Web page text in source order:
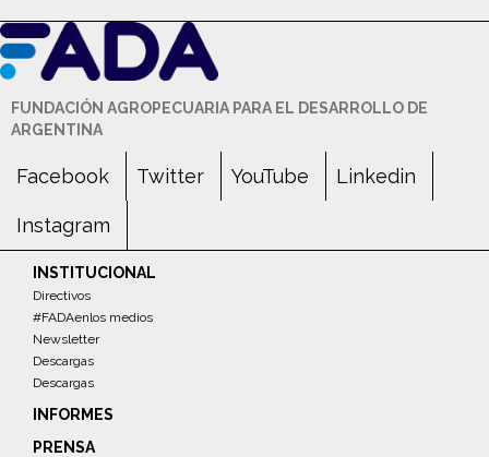
FUNDACIÓN AGROPECUARIA PARA EL DESARROLLO DE
ARGENTINA
Facebook Twitter YouTube Linkedin
Instagram
INSTITUCIONAL
Directivos
#FADAenlos medios
Newsletter
Descargas
Descargas
INFORMES
PRENSA